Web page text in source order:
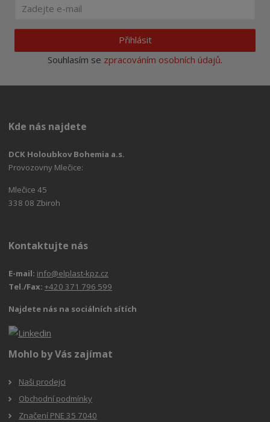
Přihlásit
Souhlasím se zpracováním osobních údajů.
Kde nás najdete
DCK Holoubkov Bohemia a.s.
Provozovny Mlečice:
Mlečice 45
338 08 Zbiroh
Kontaktujte nás
E-mail: info@elplast-kpz.cz
Tel./Fax:+420 371 796 599
Najdete nás na sociálních sítích
Mohlo by Vás zajímat
Naši prodejci
Obchodní podmínky
Značení PNE 35 7040